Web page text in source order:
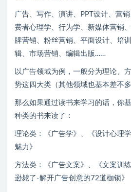
广告、写作、演讲、PPT设计、营
费者心理学、行为学、新媒体营销
牌营销、粉丝营销、平面设计、培
辑、市场营销、编辑出版……
以广告领域为例，一般分为理论、
势这四大类（其他领域也基本差不多
那么如果通过读书来学习的话，你
种类的书来读了：
理论类：《广告学》、《设计心理
魅力》
方法类：《广告文案》、《文案训
逊毙了-解开广告创意的72道枷锁》